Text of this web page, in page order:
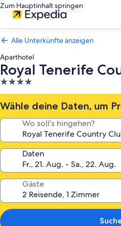
Zum Hauptinhalt springen
Alle Unterkünfte anzeigen
Aparthotel
Royal Tenerife
4.0-
Sterne-
Unterkunft
Wähle deine Daten, um
Wo soll’s hingehen?
Daten
Gäste